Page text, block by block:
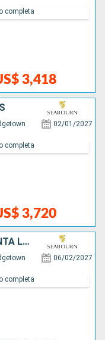
3,418
completa
02/01/2027
3,720
completa
ESTADOS UNIDOS, CANADÁ, SANTA LUCIA, BARBADOS
06/02/2027
completa